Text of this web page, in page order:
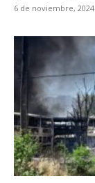
6 de noviembre, 2024